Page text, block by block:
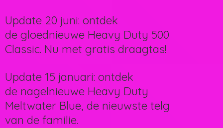
Update 20 juni: ontdek
de gloednieuwe Heavy Duty 500
Classic. Nu met gratis draagtas!
Update 15 januari: ontdek
de nagelnieuwe Heavy Duty
Meltwater Blue, de nieuwste telg
van de familie.